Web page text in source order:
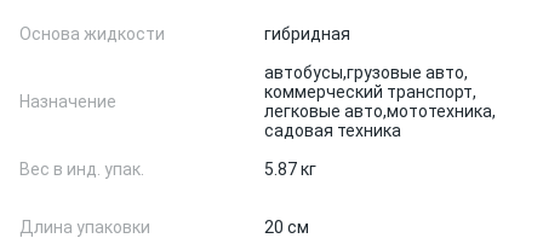
Основа жидкости гибридная
Назначение
автобусы,грузовые авто,
коммерческий транспорт,
легковые авто,мототехника,
садовая техника
Вес в инд. упак.
5.87 кг
Длина упаковки 20 см